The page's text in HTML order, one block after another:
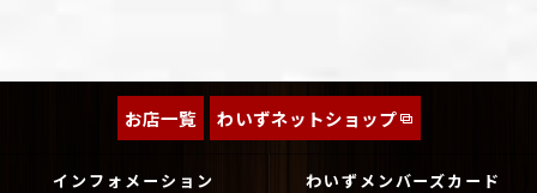
お店一覧 わいずネットショップ
インフォメーション わいずメンバーズカード